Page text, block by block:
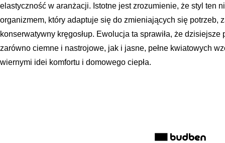
elastyczność w aranżacji. Istotne jest zrozumienie, że styl ten
organizmem, który adaptuje się do zmieniających się potrzeb,
konserwatywny kręgosłup. Ewolucja ta sprawiła, że
zarówno ciemne i nastrojowe, jak i jasne, pełne kwiatowych
wiernymi idei komfortu i domowego ciepła.